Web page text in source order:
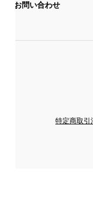
お問い合わせ
特定商取引